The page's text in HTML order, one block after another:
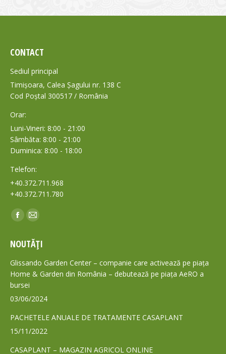
CONTACT
Sediul principal
Timișoara, Calea Șagului nr. 138 C
Cod Poștal 300517 / România
Orar:
Luni-Vineri: 8:00 - 21:00
Sâmbăta: 8:00 - 21:00
Duminica: 8:00 - 18:00
Telefon:
+40.372.711.968
+40.372.711.780
Find us on:
Facebook
opens
in
new
window
Mail
opens
in
new
NOUTĂȚI
Glissando Garden Center – companie care activează pe piața
Home & Garden din România – debutează pe piața AeRO a
bursei
03/06/2024
PACHETELE ANUALE DE TRATAMENTE CASAPLANT
15/11/2022
CASAPLANT – MAGAZIN AGRICOL ONLINE